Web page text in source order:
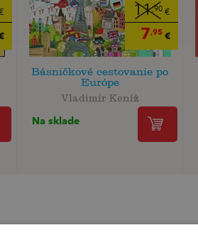
11,90 €
7,95 €
Básničkové cestovanie po
Európe
Vladimír Keníž
Na sklade